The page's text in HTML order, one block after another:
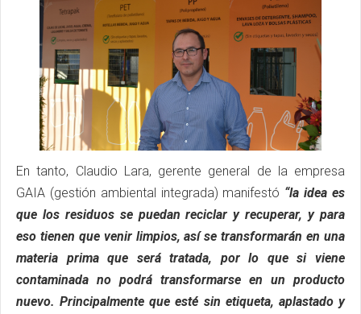
En tanto, Claudio Lara, gerente general de la empresa
GAIA (gestión ambiental integrada) manifestó “la idea es
que los residuos se puedan reciclar y recuperar, y para
eso tienen que venir limpios, así se transformarán en una
materia prima que será tratada, por lo que si viene
contaminada no podrá transformarse en un producto
nuevo. Principalmente que esté sin etiqueta, aplastado y